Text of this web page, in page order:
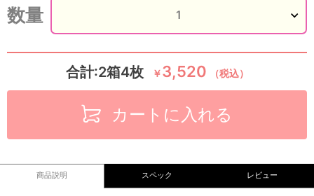
数量
合計:2箱4枚 ￥3,520 （税込）
カートに入れる
商品説明 スペック レビュー